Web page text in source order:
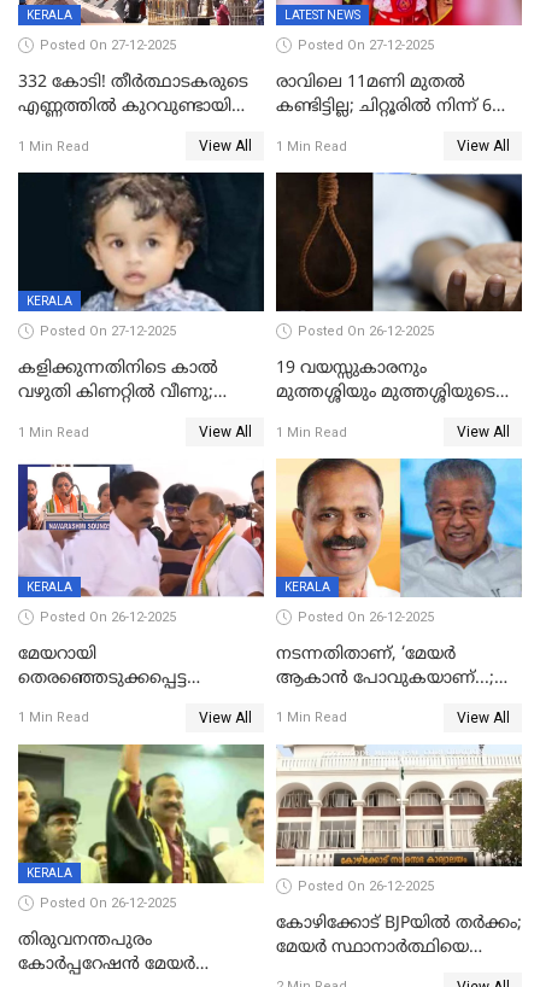
KERALA
Posted On 27-12-2025
332 കോടി! തീർത്ഥാടകരുടെ
എണ്ണത്തിൽ കുറവുണ്ടായിട്ടും
കുതിച്ചുയരുന്നു
1 Min Read View All
LATEST NEWS
Posted On 27-12-2025
രാവിലെ 11മണി മുതൽ
കണ്ടിട്ടില്ല; ചിറ്റൂരിൽ നിന്ന് 6
1 Min Read View All
KERALA
Posted On 27-12-2025
കളിക്കുന്നതിനിടെ കാൽ
വഴുതി കിണറ്റിൽ വീണു;
ദാരുണാന്ത്യം
1 Min Read View All
Posted On 26-12-2025
19 വയസ്സുകാരനും
മുത്തശ്ശിയും മുത്തശ്ശിയുടെ
മരിച്ചനിലയിൽ
1 Min Read View All
KERALA
Posted On 26-12-2025
മേയറായി
തെരഞ്ഞെടുക്കപ്പെട്ട
ആദ്യ വോട്ട് അസാധു; കണ്ണൂർ
ഡെപ്യൂട്ടി മേയർ സ്ഥാനത്ത്
താഹിറിന് വിജയം
1 Min Read View All
KERALA
Posted On 26-12-2025
നടന്നതിതാണ്, ‘മേയർ
ആകാൻ പോവുകയാണ്...;
മുഖ്യമന്ത്രിയുടെ ഓഫീസ്
തന്നെ വിശദീകരിയ്ക്കുന്നു;
സത്യമിതാണ്
1 Min Read View All
KERALA
Posted On 26-12-2025
തിരുവനന്തപുരം
കോര്‍പ്പറേഷന്‍ മേയര്‍
Posted On 26-12-2025
കോഴിക്കോട് BJPയിൽ തർക്കം;
മേയർ സ്ഥാനാർത്ഥിയെ